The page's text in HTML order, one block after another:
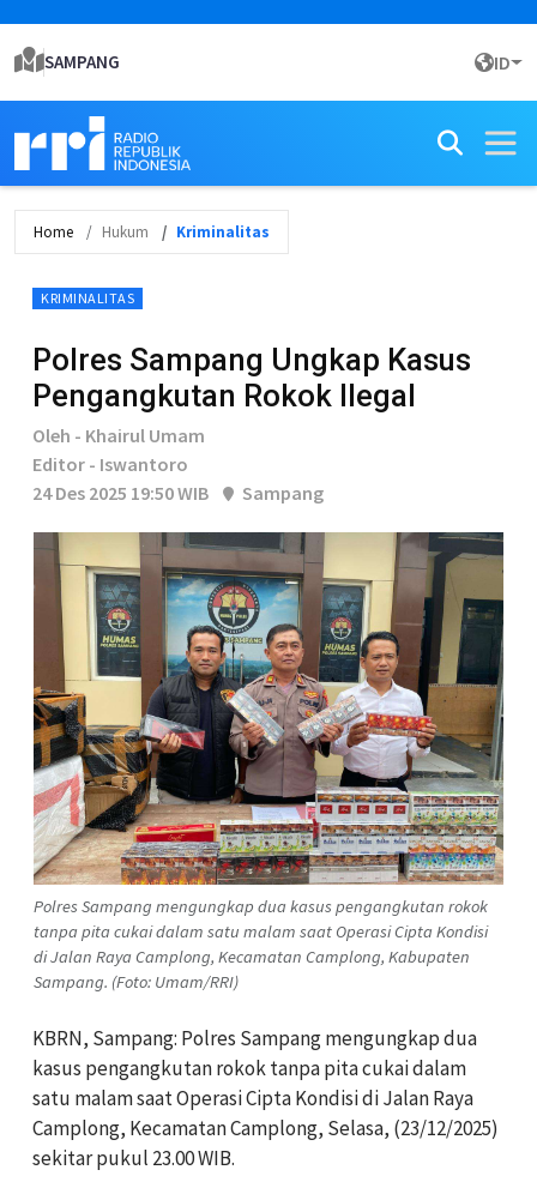
SAMPANG ID
Home Hukum Kriminalitas
KRIMINALITAS
Polres Sampang Ungkap Kasus
Pengangkutan Rokok Ilegal
Oleh - Khairul Umam
Editor - Iswantoro
24 Des 2025 19:50 WIB
Sampang
Polres Sampang mengungkap dua kasus pengangkutan rokok
tanpa pita cukai dalam satu malam saat Operasi Cipta Kondisi
di Jalan Raya Camplong, Kecamatan Camplong, Kabupaten
Sampang. (Foto: Umam/RRI)
KBRN, Sampang: Polres Sampang mengungkap dua
kasus pengangkutan rokok tanpa pita cukai dalam
satu malam saat Operasi Cipta Kondisi di Jalan Raya
Camplong, Kecamatan Camplong, Selasa, (23/12/2025)
sekitar pukul 23.00 WIB.